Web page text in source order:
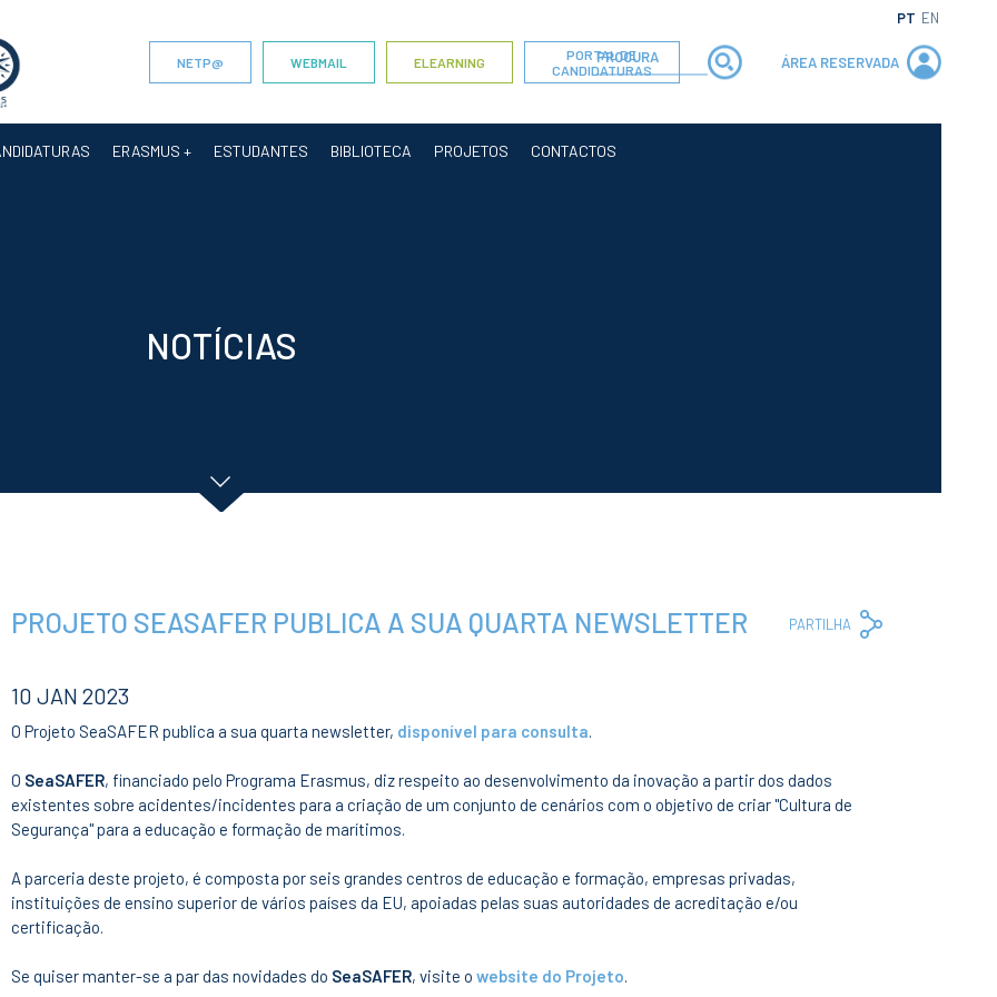
ÁREA RESERVADA
NETP@ WEBMAIL ELEARNING
PORTAL DE
CANDIDATURAS
PT EN
ERASMUS + ESTUDANTES BIBLIOTECA PROJETOS CONTACTOS
NOTÍCIAS
PROJETO SEASAFER PUBLICA A SUA QUARTA NEWSLETTER PARTILHA
Copy
10 JAN 2023
O Projeto SeaSAFER publica a sua quarta newsletter, disponível para consulta.
O SeaSAFER, financiado pelo Programa Erasmus, diz respeito ao desenvolvimento da inovação a partir dos dados
existentes sobre acidentes/incidentes para a criação de um conjunto de cenários com o objetivo de criar "Cultura de
Segurança" para a educação e formação de marítimos.
A parceria deste projeto, é composta por seis grandes centros de educação e formação, empresas privadas,
instituições de ensino superior de vários países da EU, apoiadas pelas suas autoridades de acreditação e/ou
certificação.
Se quiser manter-se a par das novidades do SeaSAFER, visite owebsite do Projeto.